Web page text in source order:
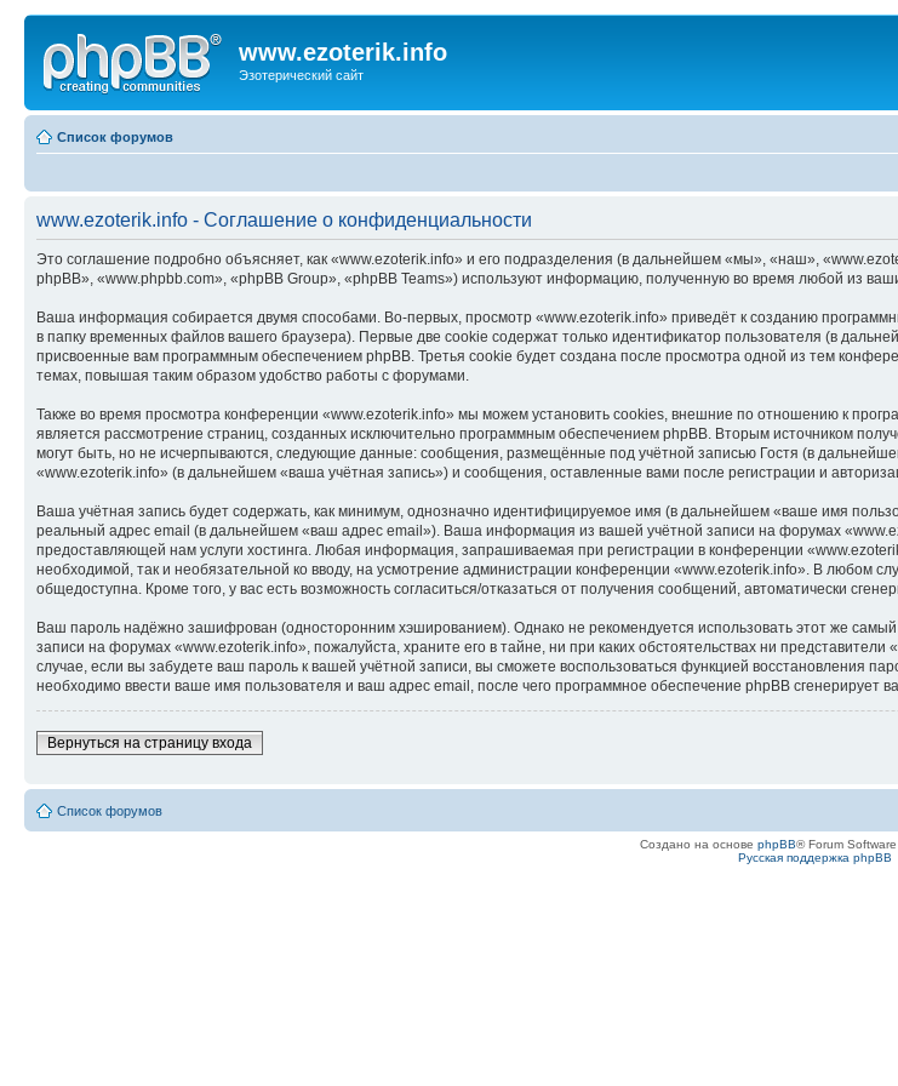
www.ezoterik.info
Эзотерический сайт
Список форумов
www.ezoterik.info - Соглашение о конфиденциальности
Это соглашение подробно объясняет, как «www.ezoterik.info» и его подразделения (в дальнейшем «мы», «наш»,
phpBB», «www.phpbb.com», «phpBB Group», «phpBB Teams») используют информацию, полученную во время любой из
Ваша информация собирается двумя способами. Во-первых, просмотр «www.ezoterik.info» приведёт к созданию
в папку временных файлов вашего браузера). Первые две cookie содержат только идентификатор пользователя (в
присвоенные вам программным обеспечением phpBB. Третья cookie будет создана после просмотра одной из тем
темах, повышая таким образом удобство работы с форумами.
Также во время просмотра конференции «www.ezoterik.info» мы можем установить cookies, внешние по отношению к
является рассмотрение страниц, созданных исключительно программным обеспечением phpBB. Вторым источником
могут быть, но не исчерпываются, следующие данные: сообщения, размещённые под учётной записью Гостя (в
«www.ezoterik.info» (в дальнейшем «ваша учётная запись») и сообщения, оставленные вами после регистрации и
Ваша учётная запись будет содержать, как минимум, однозначно идентифицируемое имя (в дальнейшем «ваше имя
реальный адрес email (в дальнейшем «ваш адрес email»). Ваша информация из вашей учётной записи на форумах
предоставляющей нам услуги хостинга. Любая информация, запрашиваемая при регистрации в конференции
необходимой, так и необязательной ко вводу, на усмотрение администрации конференции «www.ezoterik.info». В любом
общедоступна. Кроме того, у вас есть возможность согласиться/отказаться от получения сообщений, автоматически
Ваш пароль надёжно зашифрован (односторонним хэшированием). Однако не рекомендуется использовать этот же
записи на форумах «www.ezoterik.info», пожалуйста, храните его в тайне, ни при каких обстоятельствах ни
случае, если вы забудете ваш пароль к вашей учётной записи, вы сможете воспользоваться функцией восстановления
необходимо ввести ваше имя пользователя и ваш адрес email, после чего программное обеспечение phpBB сгенерирует
Вернуться на страницу входа
Список форумов
Создано на основе phpBB® Forum
Русская поддержка phpBB